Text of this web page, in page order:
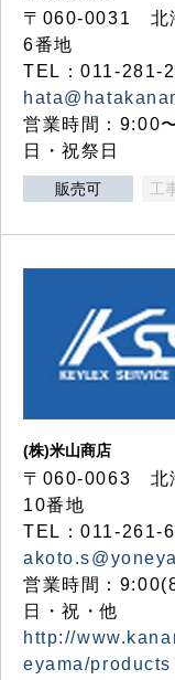
〒060-0031 北
6番地
TEL：011-281-
営業時間：9:00
日・祝祭日
販売可 工
(株)米山商店
〒060-0063 北
10番地
TEL：011-261-
営業時間：
日・祝・他
http://
eyama/products